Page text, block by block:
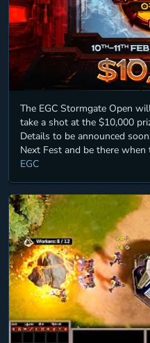
The EGC Stormgate Open
take a shot at the $10,000
Details to be announced
Next Fest and be there
EGC